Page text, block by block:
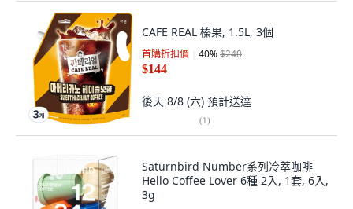
CAFE REAL 榛果, 1.5L, 3個
首購折扣價 40%$240
$144
後天 8/8 (六) 預計送達
(1)
Saturnbird Number系列冷萃咖啡
Hello Coffee Lover 6種 2入, 1套, 6入,
3g